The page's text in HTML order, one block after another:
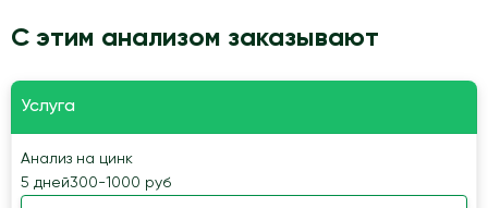
С этим анализом заказывают
Услуга
Анализ на цинк
5 дней300-1000 руб